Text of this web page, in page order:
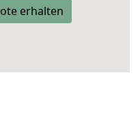
erhalten